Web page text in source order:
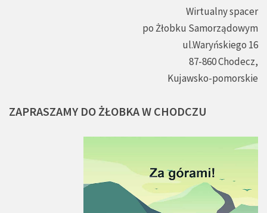
Wirtualny spacer
po Żłobku Samorządowym
ul.Waryńskiego 16
87-860 Chodecz,
Kujawsko-pomorskie
ZAPRASZAMY DOŻŁOBKAW CHODCZU